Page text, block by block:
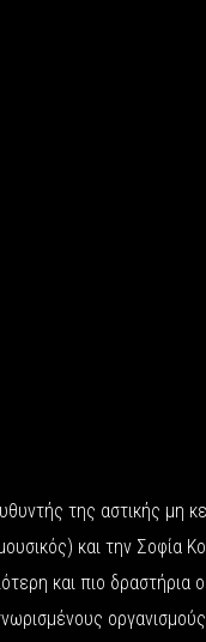
της αστικής μη
και την Σοφία
και πιο